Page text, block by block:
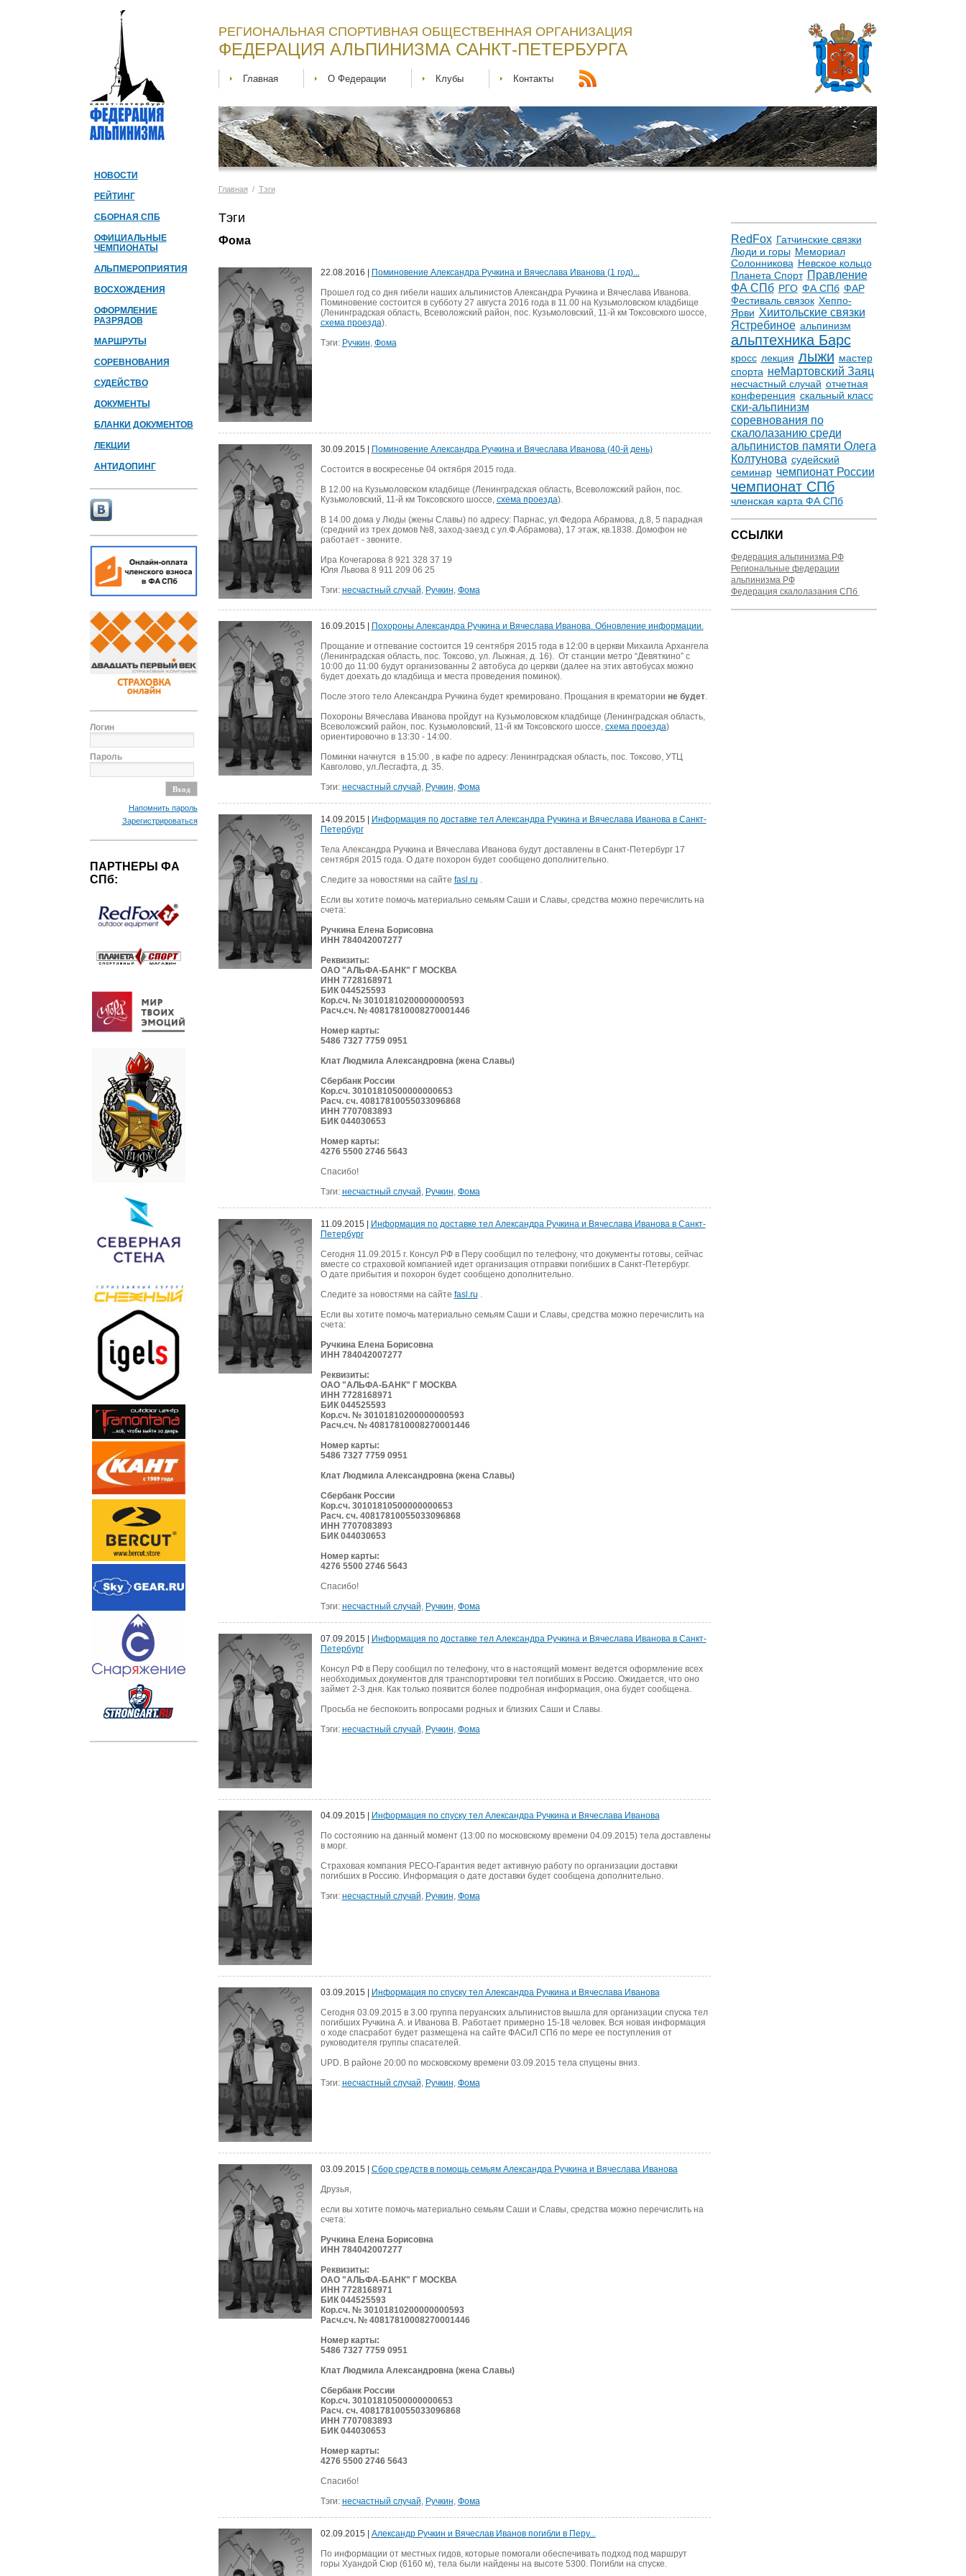
НОВОСТИ
РЕЙТИНГ
СБОРНАЯ СПБ
ОФИЦИАЛЬНЫЕ
ЧЕМПИОНАТЫ
АЛЬПМЕРОПРИЯТИЯ
ВОСХОЖДЕНИЯ
ОФОРМЛЕНИЕ
РАЗРЯДОВ
МАРШРУТЫ
СОРЕВНОВАНИЯ
СУДЕЙСТВО
ДОКУМЕНТЫ
БЛАНКИ ДОКУМЕНТОВ
ЛЕКЦИИ
АНТИДОПИНГ
Логин
Пароль
Напомнить пароль
Зарегистрироваться
ПАРТНЕРЫ ФА
СПб:
РЕГИОНАЛЬНАЯ СПОРТИВНАЯ ОБЩЕСТВЕННАЯ ОРГАНИЗАЦИЯ
ФЕДЕРАЦИЯ АЛЬПИНИЗМА САНКТ-ПЕТЕРБУРГА
Главная О Федерации Клубы Контакты
Главная / Тэги
RedFox Гатчинские связки
Люди и горы Мемориал
Солонникова Невское кольцо
Планета Спорт Правление
ФА СПб РГО ФА СПб ФАР
Фестиваль связок Хеппо-
Ярви Хиитольские связки
Ястребиное альпинизм
альптехника Барс
кросс лекция лыжи мастер
спорта неМартовский Заяц
несчастный случай отчетная
конференция скальный класс
ски-альпинизм
соревнования по
скалолазанию среди
альпинистов памяти Олега
Колтунова судейский
семинар чемпионат России
чемпионат СПб
членская карта ФА СПб
ССЫЛКИ
Федерация альпинизма РФ
Региональные федерации
альпинизма РФ
Федерация скалолазания СПб
Тэги
Фома
22.08.2016 |
Поминовение Александра Ручкина и Вячеслава Иванова (1 год)...
Прошел год со дня гибели наших альпинистов Александра Ручкина и Вячеслава Иванова.
Поминовение состоится в субботу 27 августа 2016 года в 11.00 на Кузьмоловском кладбище
(Ленинградская область, Всеволожский район, пос. Кузьмоловский, 11-й км Токсовского шоссе,
схема проезда).
Тэги: Ручкин, Фома
30.09.2015 |
Поминовение Александра Ручкина и Вячеслава Иванова (40-й день)
Cостоится в воскресенье 04 октября 2015 года.
В 12.00 на Кузьмоловском кладбище (Ленинградская область, Всеволожский район, пос.
Кузьмоловский, 11-й км Токсовского шоссе, схема проезда).
В 14.00 дома у Люды (жены Славы) по адресу: Парнас, ул.Федора Абрамова, д.8, 5 парадная
(средний из трех домов №8, заход-заезд с ул.Ф.Абрамова), 17 этаж, кв.1838. Домофон не
работает - звоните.
Ира Кочегарова 8 921 328 37 19
Юля Львова 8 911 209 06 25
Тэги: несчастный случай, Ручкин, Фома
16.09.2015 |
Похороны Александра Ручкина и Вячеслава Иванова. Обновление информации.
Прощание и отпевание состоится 19 сентября 2015 года в 12:00 в церкви Михаила Архангела
(Ленинградская область, пос. Токсово, ул. Лыжная, д. 16). От станции метро “Девяткино” c
10:00 до 11:00 будут организованны 2 автобуса до церкви (далее на этих автобусах можно
будет доехать до кладбища и места проведения поминок).
После этого тело Александра Ручкина будет кремировано. Прощания в крематории не будет.
Похороны Вячеслава Иванова пройдут на Кузьмоловском кладбище (Ленинградская область,
Всеволожский район, пос. Кузьмоловский, 11-й км Токсовского шоссе, схема проезда)
ориентировочно в 13:30 - 14:00.
Поминки начнутся в 15:00 , в кафе по адресу: Ленинградская область, пос. Токсово, УТЦ
Кавголово, ул.Лесгафта, д. 35.
Тэги: несчастный случай, Ручкин, Фома
14.09.2015 |
Информация по доставке тел Александра Ручкина и Вячеслава Иванова в Санкт-
Петербург
Тела Александра Ручкина и Вячеслава Иванова будут доставлены в Санкт-Петербург 17
сентября 2015 года. О дате похорон будет сообщено дополнительно.
Следите за новостями на сайте fasl.ru .
Если вы хотите помочь материально семьям Саши и Славы, средства можно перечислить на
счета:
Ручкина Елена Борисовна
ИНН 784042007277
Реквизиты:
ОАО "АЛЬФА-БАНК" Г МОСКВА
ИНН 7728168971
БИК 044525593
Кор.сч. № 30101810200000000593
Расч.сч. № 40817810008270001446
Номер карты:
5486 7327 7759 0951
Клат Людмила Александровна (жена Славы)
Сбербанк России
Кор.сч. 30101810500000000653
Расч. сч. 40817810055033096868
ИНН 7707083893
БИК 044030653
Номер карты:
4276 5500 2746 5643
Спасибо!
Тэги: несчастный случай, Ручкин, Фома
11.09.2015 |
Информация по доставке тел Александра Ручкина и Вячеслава Иванова в Санкт-
Петербург
Сегодня 11.09.2015 г. Консул РФ в Перу сообщил по телефону, что документы готовы, сейчас
вместе со страховой компанией идет организация отправки погибших в Санкт-Петербург.
О дате прибытия и похорон будет сообщено дополнительно.
Следите за новостями на сайте fasl.ru .
Если вы хотите помочь материально семьям Саши и Славы, средства можно перечислить на
счета:
Ручкина Елена Борисовна
ИНН 784042007277
Реквизиты:
ОАО "АЛЬФА-БАНК" Г МОСКВА
ИНН 7728168971
БИК 044525593
Кор.сч. № 30101810200000000593
Расч.сч. № 40817810008270001446
Номер карты:
5486 7327 7759 0951
Клат Людмила Александровна (жена Славы)
Сбербанк России
Кор.сч. 30101810500000000653
Расч. сч. 40817810055033096868
ИНН 7707083893
БИК 044030653
Номер карты:
4276 5500 2746 5643
Спасибо!
Тэги: несчастный случай, Ручкин, Фома
07.09.2015 |
Информация по доставке тел Александра Ручкина и Вячеслава Иванова в Санкт-
Петербург
Консул РФ в Перу сообщил по телефону, что в настоящий момент ведется оформление всех
необходимых документов для транспортировки тел погибших в Россию. Ожидается, что оно
займет 2-3 дня. Как только появится более подробная информация, она будет сообщена.
Просьба не беспокоить вопросами родных и близких Саши и Славы.
Тэги: несчастный случай, Ручкин, Фома
04.09.2015 |
Информация по спуску тел Александра Ручкина и Вячеслава Иванова
По состоянию на данный момент (13:00 по московскому времени 04.09.2015) тела доставлены
в морг.
Страховая компания РЕСО-Гарантия ведет активную работу по организации доставки
погибших в Россию. Информация о дате доставки будет сообщена дополнительно.
Тэги: несчастный случай, Ручкин, Фома
03.09.2015 |
Информация по спуску тел Александра Ручкина и Вячеслава Иванова
Сегодня 03.09.2015 в 3.00 группа перуанских альпинистов вышла для организации спуска тел
погибших Ручкина А. и Иванова В. Работает примерно 15-18 человек. Вся новая информация
о ходе спасработ будет размещена на сайте ФАСиЛ СПб по мере ее поступления от
руководителя группы спасателей.
UPD. В районе 20:00 по московскому времени 03.09.2015 тела спущены вниз.
Тэги: несчастный случай, Ручкин, Фома
03.09.2015 | Сбор средств в помощь семьям Александра Ручкина и Вячеслава Иванова
Друзья,
если вы хотите помочь материально семьям Саши и Славы, средства можно перечислить на
счета:
Ручкина Елена Борисовна
ИНН 784042007277
Реквизиты:
ОАО "АЛЬФА-БАНК" Г МОСКВА
ИНН 7728168971
БИК 044525593
Кор.сч. № 30101810200000000593
Расч.сч. № 40817810008270001446
Номер карты:
5486 7327 7759 0951
Клат Людмила Александровна (жена Славы)
Сбербанк России
Кор.сч. 30101810500000000653
Расч. сч. 40817810055033096868
ИНН 7707083893
БИК 044030653
Номер карты:
4276 5500 2746 5643
Спасибо!
Тэги: несчастный случай, Ручкин, Фома
02.09.2015 | Александр Ручкин и Вячеслав Иванов погибли в Перу...
По информации от местных гидов, которые помогали обеспечивать подход под маршрут
горы Хуандой Сюр (6160 м), тела были найдены на высоте 5300. Погибли на спуске.